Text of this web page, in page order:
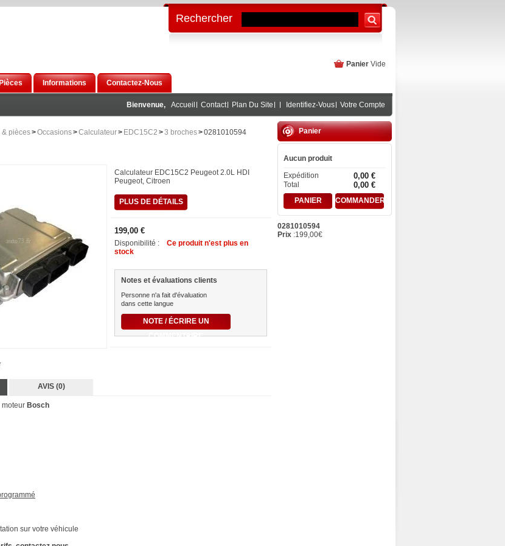
Informations Contactez-Nous
Panier Vide
Bienvenue, Accueil Contact Plan Du Site Identifiez-Vous Votre Compte
Rechercher
& pièces>Occasions>Calculateur> EDC15C2 >3 broches>0281010594
Calculateur EDC15C2 Peugeot 2.0L HDI
Peugeot, Citroen
PLUS DE DÉTAILS
199,00 €
Disponibilité :
Ce produit n'est plus en
stock
Notes et évaluations clients
Personne n'a fait d'évaluation
dans cette langue
NOTE / ÉCRIRE UN
COMMENTAIRE
AVIS (0)
Bosch
sur votre véhicule
Panier
Aucun produit
Expédition
0,00 €
Total 0,00 €
PANIER COMMANDER
0281010594
Prix :199,00€